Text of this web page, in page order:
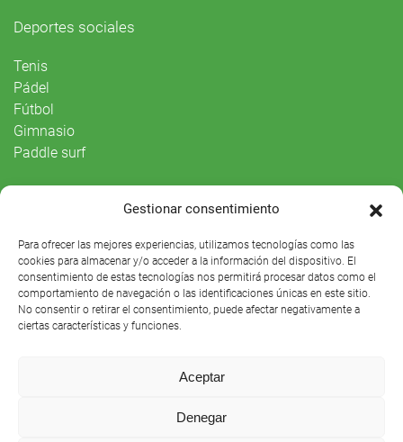
Gestionar consentimiento
Para ofrecer las mejores experiencias, utilizamos tecnologías como las
cookies para almacenar y/o acceder a la información del dispositivo. El
consentimiento de estas tecnologías nos permitirá procesar datos como el
comportamiento de navegación o las identificaciones únicas en este sitio.
No consentir o retirar el consentimiento, puede afectar negativamente a
ciertas características y funciones.
Aceptar
Denegar
Deportes sociales
Tenis
Pádel
Fútbol
Gimnasio
Paddle surf
Agenda